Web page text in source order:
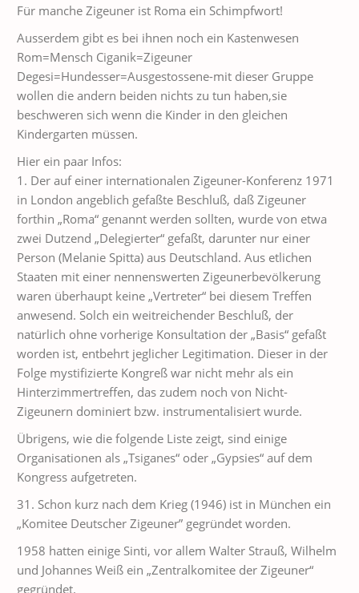
Für manche Zigeuner ist Roma ein Schimpfwort!
Ausserdem gibt es bei ihnen noch ein Kastenwesen
Rom=Mensch Ciganik=Zigeuner
Degesi=Hundesser=Ausgestossene-mit dieser Gruppe
wollen die andern beiden nichts zu tun haben,sie
beschweren sich wenn die Kinder in den gleichen
Kindergarten müssen.
Hier ein paar Infos:
1. Der auf einer internationalen Zigeuner-Konferenz 1971
in London angeblich gefaßte Beschluß, daß Zigeuner
forthin „Roma“ genannt werden sollten, wurde von etwa
zwei Dutzend „Delegierter“ gefaßt, darunter nur einer
Person (Melanie Spitta) aus Deutschland. Aus etlichen
Staaten mit einer nennenswerten Zigeunerbevölkerung
waren überhaupt keine „Vertreter“ bei diesem Treffen
anwesend. Solch ein weitreichender Beschluß, der
natürlich ohne vorherige Konsultation der „Basis“ gefaßt
worden ist, entbehrt jeglicher Legitimation. Dieser in der
Folge mystifizierte Kongreß war nicht mehr als ein
Hinterzimmertreffen, das zudem noch von Nicht-
Zigeunern dominiert bzw. instrumentalisiert wurde.
Übrigens, wie die folgende Liste zeigt, sind einige
Organisationen als „Tsiganes“ oder „Gypsies“ auf dem
Kongress aufgetreten.
31. Schon kurz nach dem Krieg (1946) ist in München ein
„Komitee Deutscher Zigeuner” gegründet worden.
1958 hatten einige Sinti, vor allem Walter Strauß, Wilhelm
und Johannes Weiß ein „Zentralkomitee der Zigeuner“
gegründet.